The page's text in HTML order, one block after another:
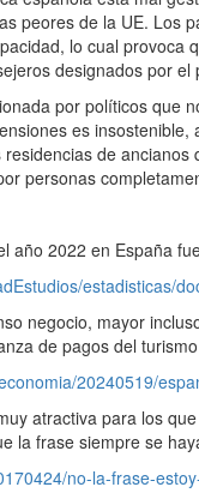
peores de la UE. Los
lo cual provoca
designados por el
por políticos que
es
de
personas
año 2022 en España
estadisticas/
negocio, mayor
de pagos del
20240519/
atractiva para los
la frase siempre se
no-la-frase-